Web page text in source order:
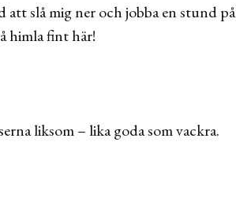
slå mig ner och jobba en stund på
himla fint här!
liksom – lika goda som vackra.